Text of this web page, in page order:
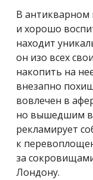
В антикварном
и хорошо
находит
он изо всех
накопить на
внезапно
вовлечен в
но вышедшим в
рекламирует
к
за
Лондону.